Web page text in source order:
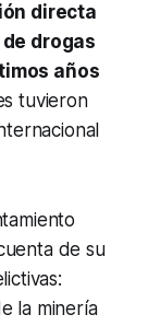
directa
drogas
años
tuvieron
de su
la minería